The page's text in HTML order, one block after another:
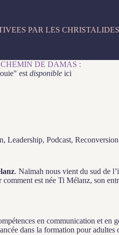
PAR LES CHRISTALIDES
CHEMIN DE DAMAS :
est disponibleici
, Leadership, Podcast,
. Naïmah nous vient du sud de
est née Ti Mélanz, son
en communication et
dans la formation pour adultes